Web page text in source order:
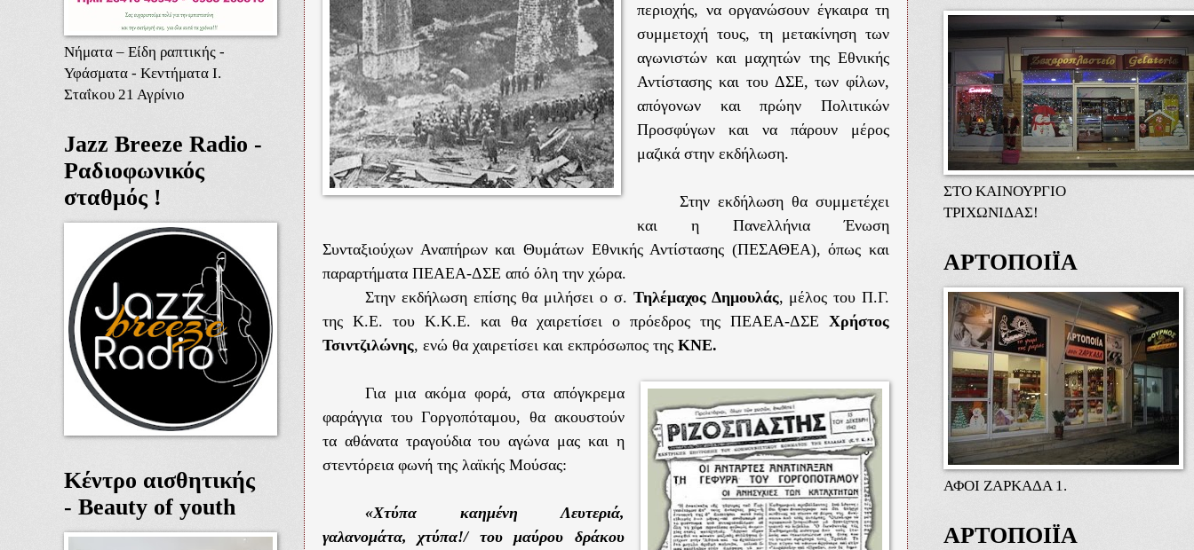
περιοχής, να οργανώσουν έγκαιρα τη
συμμετοχή τους, τη μετακίνηση των
αγωνιστών και μαχητών της Εθνικής
Αντίστασης και του ΔΣΕ, των φίλων,
απόγονων και πρώην Πολιτικών
Προσφύγων και να πάρουν μέρος
μαζικά στην εκδήλωση.
Στην εκδήλωση θα συμμετέχει
και η Πανελλήνια Ένωση
Συνταξιούχων Αναπήρων και Θυμάτων Εθνικής Αντίστασης (ΠΕΣΑΘΕΑ), όπως και
παραρτήματα ΠΕΑΕΑ-ΔΣΕ από όλη την χώρα.
Στην εκδήλωση επίσης θα μιλήσει ο σ. Τηλέμαχος Δημουλάς, μέλος του Π.Γ.
της Κ.Ε. του Κ.Κ.Ε. και θα χαιρετίσει ο πρόεδρος της ΠΕΑΕΑ-ΔΣΕ Χρήστος
Τσιντζιλώνης, ενώ θα χαιρετίσει και εκπρόσωπος της ΚΝΕ.
Για μια ακόμα φορά, στα απόγκρεμα
φαράγγια του Γοργοπόταμου, θα ακουστούν
τα αθάνατα τραγούδια του αγώνα μας και η
στεντόρεια φωνή της λαϊκής Μούσας:
«Χτύπα καημένη Λευτεριά,
γαλανομάτα, χτύπα!/ του μαύρου δράκου
Νήματα – Είδη ραπτικής -
Υφάσματα - Κεντήματα Ι.
Σταΐκου 21 Αγρίνιο
Jazz Breeze Radio -
Ραδιοφωνικός
σταθμός !
Κέντρο αισθητικής
- Beauty of youth
ΣΤΟ ΚΑΙΝΟΥΡΓΙΟ
ΤΡΙΧΩΝΙΔΑΣ!
ΑΡΤΟΠΟΙΪΑ
ΑΦΟΙ ΖΑΡΚΑΔΑ 1.
ΑΡΤΟΠΟΙΪΑ